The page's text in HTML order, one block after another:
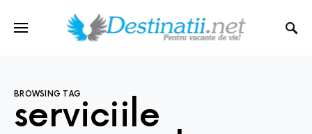
BROWSING TAG
serviciile